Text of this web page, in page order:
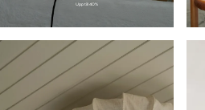
Upp till 40%